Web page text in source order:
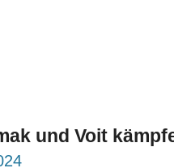
und Voit